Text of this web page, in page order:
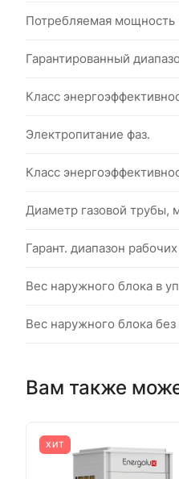
Потребляемая
Гарантированный
Класс
Электропитание фаз.
Класс
Диаметр газовой трубы,
Гарант. диапазон
Вес наружного блока в
Вес наружного блока без
Вам также
ХИТ